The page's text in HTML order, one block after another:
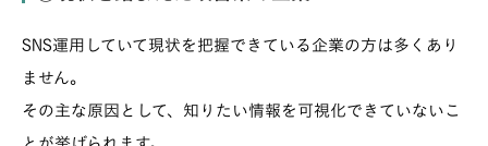
SNS運用していて現状を把握できている企業の方は多くあり
ません。
その主な原因として、知りたい情報を可視化できていないこ